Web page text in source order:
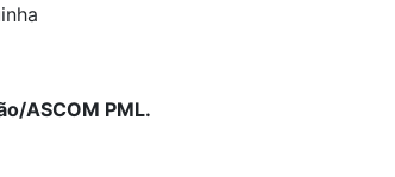
ASCOM PML.